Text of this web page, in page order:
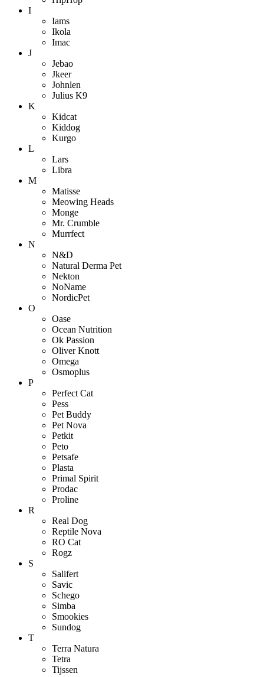
I
Iams
Ikola
Imac
J
Jebao
Jkeer
Johnlen
Julius K9
K
Kidcat
Kiddog
Kurgo
L
Lars
Libra
M
Matisse
Meowing Heads
Monge
Mr. Crumble
Murrfect
N
N&D
Natural Derma Pet
Nekton
NoName
NordicPet
O
Oase
Ocean Nutrition
Ok Passion
Oliver Knott
Omega
Osmoplus
P
Perfect Cat
Pess
Pet Buddy
Pet Nova
Petkit
Peto
Petsafe
Plasta
Primal Spirit
Prodac
Proline
R
Real Dog
Reptile Nova
RO Cat
Rogz
S
Salifert
Savic
Schego
Simba
Smookies
Sundog
T
Terra Natura
Tetra
Tijssen